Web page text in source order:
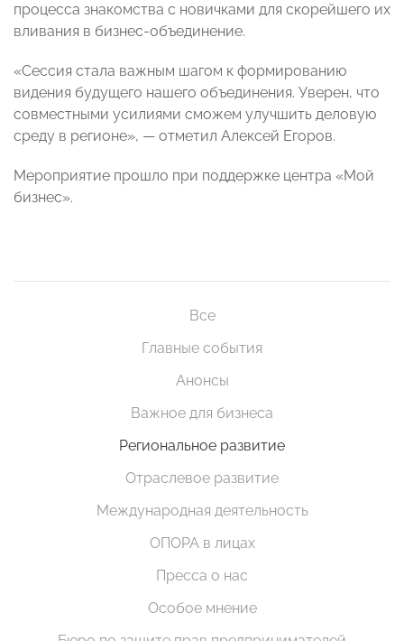
процесса знакомства с новичками для скорейшего их
вливания в бизнес-объединение.
«Сессия стала важным шагом к формированию
видения будущего нашего объединения. Уверен, что
совместными усилиями сможем улучшить деловую
среду в регионе», — отметил Алексей Егоров.
Мероприятие прошло при поддержке центра «Мой
бизнес».
Все
Главные события
Анонсы
Важное для бизнеса
Региональное развитие
Отраслевое развитие
Международная деятельность
ОПОРА в лицах
Пресса о нас
Особое мнение